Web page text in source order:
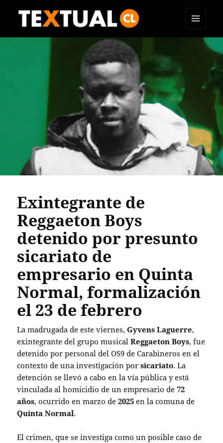
WIDGETS
Exintegrante de
Reggaeton Boys
detenido por presunto
sicariato de
empresario en Quinta
Normal, formalización
el 23 de febrero
La madrugada de este viernes,Gyvens Laguerre,
exintegrante del grupo musicalReggaeton Boys, fue
detenido por personal del OS9 de Carabineros en el
contexto de una investigación porsicariato. La
detención se llevó a cabo en la vía pública y está
vinculada al homicidio de un empresario de72
años, ocurrido en marzo de2025 en la comuna de
Quinta Normal.
El crimen, que se investiga como un posible caso de